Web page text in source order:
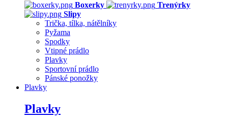
Boxerky
Trenýrky
Slipy
Trička, tílka, nátělníky
Pyžama
Spodky
Vtipné prádlo
Plavky
Sportovní prádlo
Pánské ponožky
Plavky
Plavky